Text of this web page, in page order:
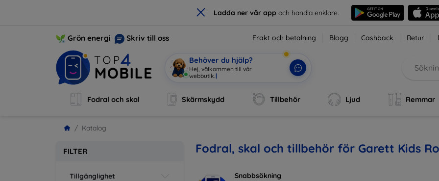
× Ladda ner vår app och handla enklare.
Grön energi Skriv till oss Frakt och betalning Blogg Cashback Retur
Behöver du hjälp?
Hej, välkommen till vår
webbutik. |
Fodral och skal Skärmskydd Tillbehör Ljud Remmar
Katalog
FILTER
Tillgänglighet
Fodral, skal och tillbehör för Garett Kids
Snabbsökning